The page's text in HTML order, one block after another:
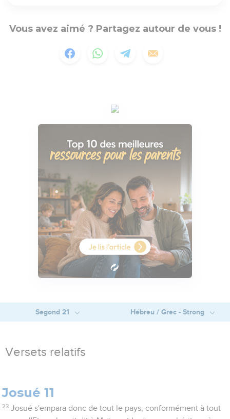
Vous avez aimé ? Partagez autour de vous !
Segond 21 Hébreu / Grec - Strong
Versets relatifs
Josué 11
23 Josué s'empara donc de tout le pays, conformément à tout